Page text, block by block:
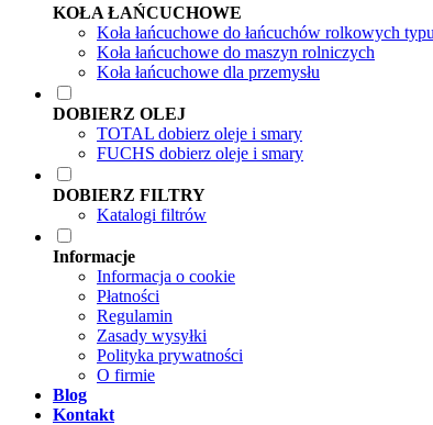
KOŁA ŁAŃCUCHOWE
Koła łańcuchowe do łańcuchów rolkowych
Koła łańcuchowe do maszyn rolniczych
Koła łańcuchowe dla przemysłu
DOBIERZ OLEJ
TOTAL dobierz oleje i smary
FUCHS dobierz oleje i smary
DOBIERZ FILTRY
Katalogi filtrów
Informacje
Informacja o cookie
Płatności
Regulamin
Zasady wysyłki
Polityka prywatności
O firmie
Blog
Kontakt